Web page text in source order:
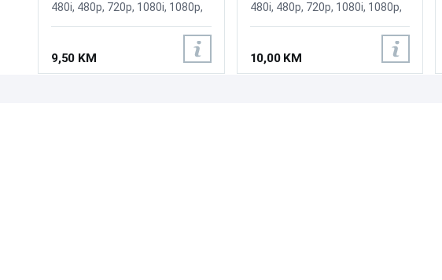
480i, 480p, 720p, 1080i, 1080p,
9,50 KM
480i, 480p, 720p, 1080i, 1080p,
10,00 KM